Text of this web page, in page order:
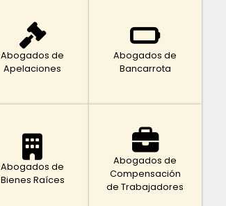
Abogados de
Apelaciones
Abogados de
Bancarrota
Abogados de
Bienes Raíces
Abogados de
Compensación
de Trabajadores